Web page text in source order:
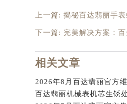
吉林省松
吉林省通
辽宁省朝
辽宁省丹
上一篇: 揭秘百达翡丽手
下一篇: 完美解决方案：
相关文章
百达翡丽机械表机芯生锈